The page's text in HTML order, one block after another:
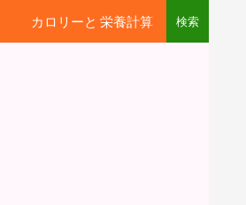
カロリーと 栄養計算